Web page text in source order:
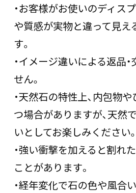
・お客様がお使いのディス
や質感が実物と違って見え
す。
・イメージ違いによる返品
せん。
・天然石の特性上、内包物
つ場合がありますが、天然
いとしてお楽しみください。
・強い衝撃を加えると割れ
ことがあります。
・経年変化で石の色や風合